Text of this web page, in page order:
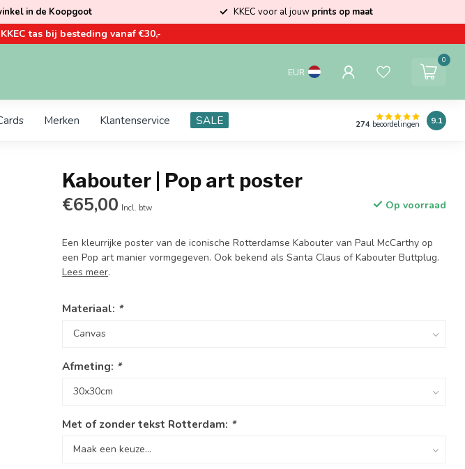
in de Koopgoot KKEC voor al jouw prints op maat
tas bij besteding vanaf €30,-
EUR
0
Merken Klantenservice SALE 274 beoordelingen 9.1
Kabouter | Pop art poster
€65,00 Incl. btw Op voorraad
Een kleurrijke poster van de iconische Rotterdamse Kabouter van Paul McCarthy op
een Pop art manier vormgegeven. Ook bekend als Santa Claus of Kabouter Buttplug.
Lees meer.
Materiaal: *
Afmeting: *
Met of zonder tekst Rotterdam: *